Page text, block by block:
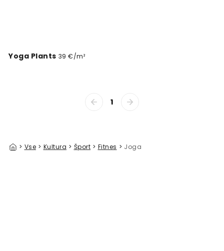
Yoga Plants 39 €/m²
1
> Vse > Kultura > Šport > Fitnes > Joga